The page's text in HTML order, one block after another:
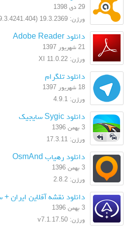
ورژن: 19.3.2369 (Build 19.3.4241.404)
دانلود Adobe Reader
ورژن: XI 11.0.22
دانلود تلگرام
18 شهریور 1397
ورژن: 4.9.1
دانلود Sygic سایجیک
ورژن: 17.3.11
دانلود رهیاب OsmAnd
ورژن: 2.8.2
دانلود نقشه آفلاین ایران + سخنگو فارسی
ورژن: v7.1.17.50